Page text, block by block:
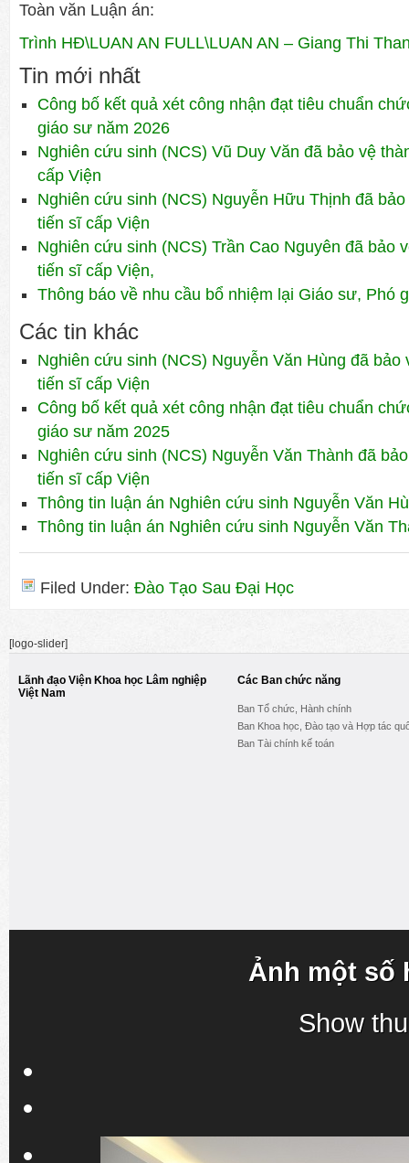
Toàn văn Luận án:
Trình HĐ\LUAN AN FULL\LUAN AN – Giang Thi
Tin mới nhất
Công bố kết quả xét công nhận đạt tiêu chuẩn
giáo sư năm 2026
Nghiên cứu sinh (NCS) Vũ Duy Văn đã bảo vệ
cấp Viện
Nghiên cứu sinh (NCS) Nguyễn Hữu Thịnh đã
tiến sĩ cấp Viện
Nghiên cứu sinh (NCS) Trần Cao Nguyên đã bảo
tiến sĩ cấp Viện,
Thông báo về nhu cầu bổ nhiệm lại Giáo sư, Phó
Các tin khác
Nghiên cứu sinh (NCS) Nguyễn Văn Hùng đã bảo
tiến sĩ cấp Viện
Công bố kết quả xét công nhận đạt tiêu chuẩn
giáo sư năm 2025
Nghiên cứu sinh (NCS) Nguyễn Văn Thành đã
tiến sĩ cấp Viện
Thông tin luận án Nghiên cứu sinh Nguyễn Văn
Thông tin luận án Nghiên cứu sinh Nguyễn Văn
Filed Under: Đào Tạo Sau Đại Học
[logo-slider]
Lãnh đạo Viện Khoa học Lâm nghiệp
Việt Nam
Các Ban chức năng
Ban Tổ chức, Hành chính
Ban Khoa học, Đào tạo và Hợp tác
Ban Tài chính kế toán
Ảnh một số
Show